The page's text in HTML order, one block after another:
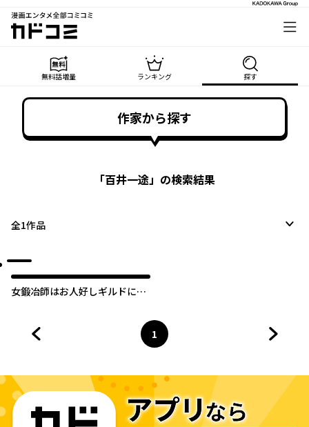
漫画エンタメ全部コミコミ
カドコミ
無料話増量 ランキング 探す
作家から探す
「百井一途」の検索結果
全1作品
女鍛冶師はお人好しギルドに拾
ページ
1
へ